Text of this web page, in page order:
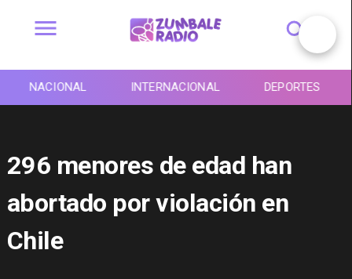
NACIONAL INTERNACIONAL DEPORTES
296 menores de edad han
abortado por violación en
Chile